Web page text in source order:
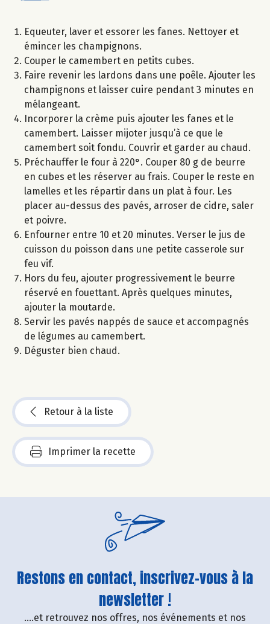
Equeuter, laver et essorer les fanes. Nettoyer et
émincer les champignons.
Couper le camembert en petits cubes.
Faire revenir les lardons dans une poêle. Ajouter les
champignons et laisser cuire pendant 3 minutes en
mélangeant.
Incorporer la crème puis ajouter les fanes et le
camembert. Laisser mijoter jusqu’à ce que le
camembert soit fondu. Couvrir et garder au chaud.
Préchauffer le four à 220°. Couper 80 g de beurre
en cubes et les réserver au frais. Couper le reste en
lamelles et les répartir dans un plat à four. Les
placer au-dessus des pavés, arroser de cidre, saler
et poivre.
Enfourner entre 10 et 20 minutes. Verser le jus de
cuisson du poisson dans une petite casserole sur
feu vif.
Hors du feu, ajouter progressivement le beurre
réservé en fouettant. Après quelques minutes,
ajouter la moutarde.
Servir les pavés nappés de sauce et accompagnés
de légumes au camembert.
Déguster bien chaud.
Retour à la liste
Imprimer la recette
Restons en contact, inscrivez-vous à la
newsletter !
....et retrouvez nos offres, nos événements et nos